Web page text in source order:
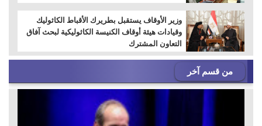
وزير الأوقاف يستقبل بطريرك الأقباط الكاثوليك
وقيادات هيئة أوقاف الكنيسة الكاثوليكية لبحث آفاق
التعاون المشترك
من قسم آخر